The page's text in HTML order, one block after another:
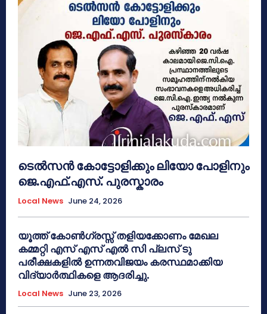
ടെൽസൻ കോട്ടോളിക്കും ലിയോ പോളിനും
ജെ.എഫ്.എസ്. പുരസ്കാരം
Local News June 24, 2026
യൂത്ത് കോൺഗ്രസ്സ് തളിയക്കോണം മേഖല
കമ്മറ്റി എസ് എസ് എൽ സി പ്ലസ് ടു
പരീക്ഷകളിൽ ഉന്നതവിജയം കരസ്ഥമാക്കിയ
വിദ്യാർത്ഥികളെ ആദരിച്ചു.
Local News June 23, 2026